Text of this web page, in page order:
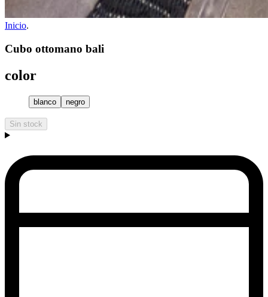
Inicio.
Cubo ottomano bali
color
blanco negro
Sin stock